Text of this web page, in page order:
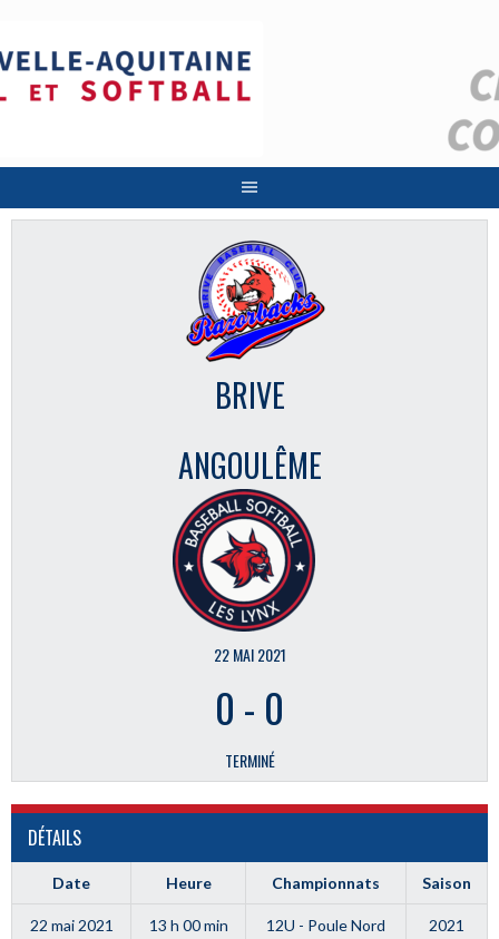
contenu
BRIVE
ANGOULÊME
22 MAI 2021
0 - 0
TERMINÉ
DÉTAILS
Date Heure Championnats Saison
22 mai 2021 13 h 00 min 12U - Poule Nord 2021